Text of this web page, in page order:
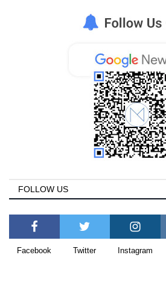
Sustainability
Health
In Pictures
FOLLOW US
Facebook Twitter Instagram